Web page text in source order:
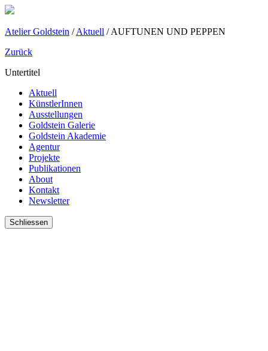
Atelier Goldstein /Aktuell /AUFTUNEN UND PEPPEN
Zurück
Untertitel
Aktuell
KünstlerInnen
Ausstellungen
Goldstein Galerie
Goldstein Akademie
Agentur
Projekte
Publikationen
About
Kontakt
Newsletter
Schliessen